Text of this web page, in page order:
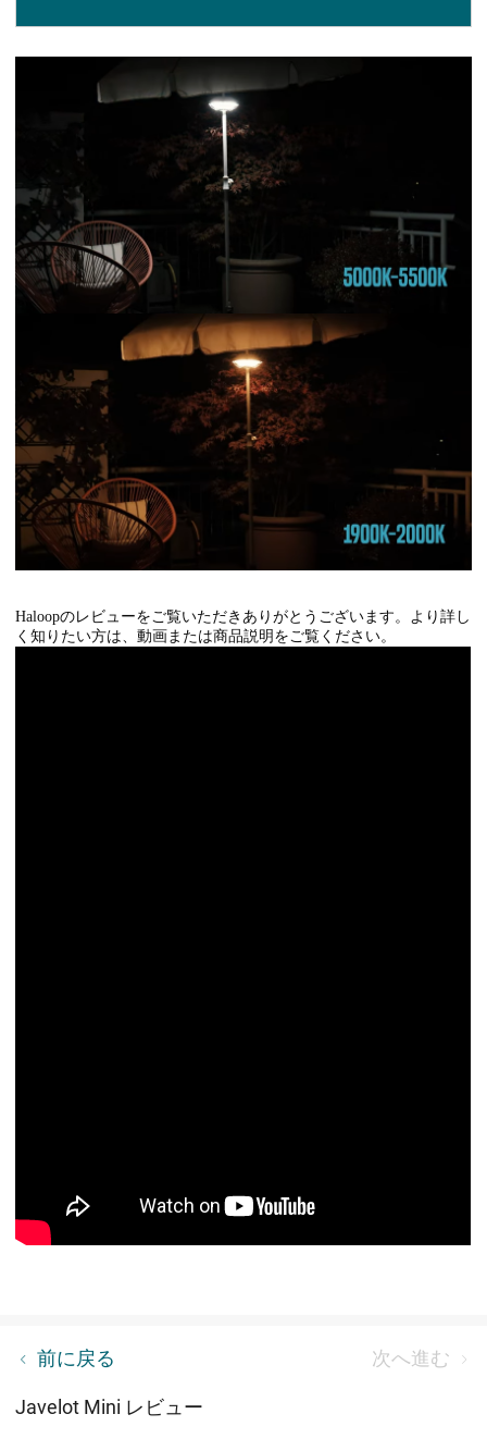
Haloopのレビューをご覧いただきありがとうございます。より詳し
く知りたい方は、動画または商品説明をご覧ください。
前に戻る 次へ進む
CRI(演色評価数)とは？
Javelot Mini レビュー